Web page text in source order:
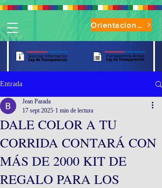
Orientaciones de Uso Parque Oasis
Entrada
DALE COLOR A TU
CORRIDA CONTARÁ CON
MÁS DE 2000 KIT DE
REGALO PARA LOS
Jean Parada
17 sept 2025 1 min de lectura